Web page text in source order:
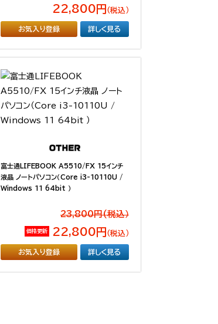
22,800円 （税込）
お気入り登録 詳しく見る
富士通LIFEBOOK A5510/FX 15インチ
液晶 ノートパソコン（Core i3-10110U /
Windows 11 64bit ）
23,800円(税込）
価格更新 22,800円 （税込）
お気入り登録 詳しく見る